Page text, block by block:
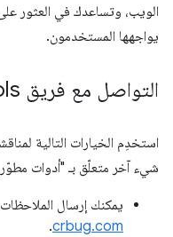
الويب، وتساعدك في العثور
يواجهها المستخدمون.
التواصل مع فريق Chrome Dev
استخدِم الخيارات التالية
شيء آخر متعلّق بـ "أدوات
يمكنك إرسال الملاحظات
crbug.com
.